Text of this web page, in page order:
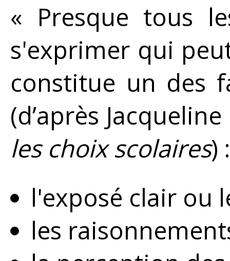
« Presque tous
s'exprimer qui
constitue un des
(d’après
les choix scolaires) :
l'exposé clair ou
les